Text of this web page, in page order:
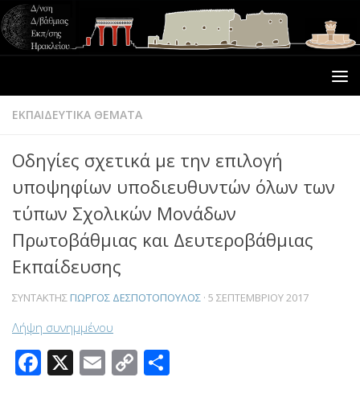
ΕΚΠΑΙΔΕΥΤΙΚΑ ΘΕΜΑΤΑ
Οδηγίες σχετικά με την επιλογή
υποψηφίων υποδιευθυντών όλων των
τύπων Σχολικών Μονάδων
Πρωτοβάθμιας και Δευτεροβάθμιας
Εκπαίδευσης
ΣΥΝΤΆΚΤΗΣ ΓΙΏΡΓΟΣ ΔΕΣΠΟΤΌΠΟΥΛΟΣ · 5 ΣΕΠΤΕΜΒΡΊΟΥ 2017
Λήψη συνημμένου
Facebook
X Email
Copy